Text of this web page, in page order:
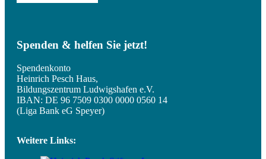
Spenden & helfen Sie jetzt!
Spendenkonto
Heinrich Pesch Haus,
Bildungszentrum Ludwigshafen e.V.
IBAN: DE 96 7509 0300 0000 0560 14
(Liga Bank eG Speyer)
Weitere Links: